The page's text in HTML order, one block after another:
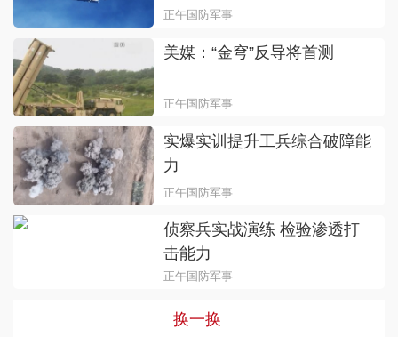
正午国防军事
美媒：“金穹”反导将首测
正午国防军事
实爆实训提升工兵综合破障能
力
正午国防军事
侦察兵实战演练 检验渗透打
击能力
正午国防军事
换一换